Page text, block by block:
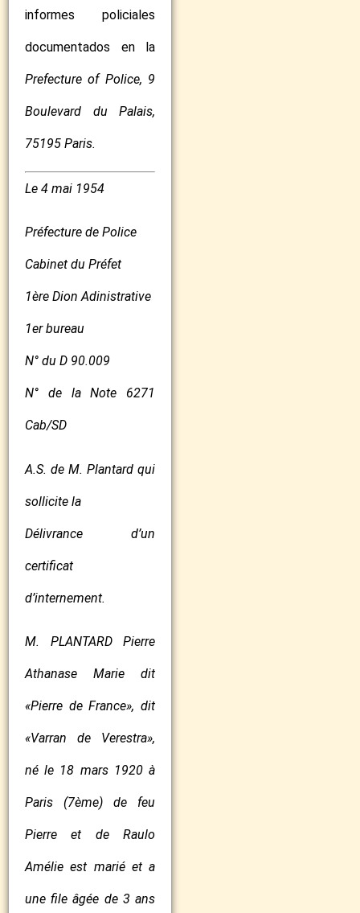
informes policiales
documentados en la
Prefecture of Police, 9
Boulevard du Palais,
75195 Paris.
Le 4 mai 1954
Préfecture de Police
Cabinet du Préfet
1ère Dion Adinistrative
1er bureau
N° du D 90.009
N° de la Note 6271
Cab/SD
A.S. de M. Plantard qui
sollicite la
Délivrance d’un
certificat
d’internement.
M. PLANTARD Pierre
Athanase Marie dit
«Pierre de France», dit
«Varran de Verestra»,
né le 18 mars 1920 à
Paris (7ème) de feu
Pierre et de Raulo
Amélie est marié et a
une file âgée de 3 ans